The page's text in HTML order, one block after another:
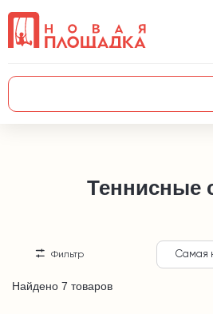
Теннисные
Найдено 7 товаров
Фильтр Самая